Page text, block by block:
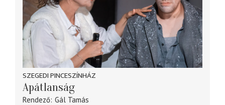
SZEGEDI PINCESZÍNHÁZ
Apátlanság
Rendező Gál Tamás